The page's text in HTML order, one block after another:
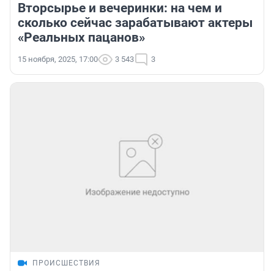
Вторсырье и вечеринки: на чем и
сколько сейчас зарабатывают актеры
«Реальных пацанов»
15 ноября, 2025, 17:00 3 543 3
ПРОИСШЕСТВИЯ